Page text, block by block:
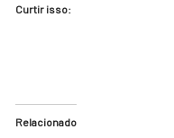
Curtir isso:
Relacionado